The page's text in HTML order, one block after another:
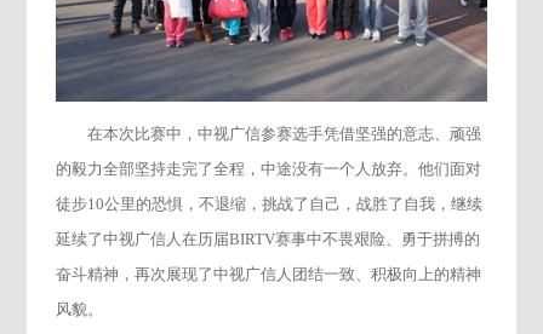
在本次比赛中，中视广信参赛选手凭借坚强的意志、顽强
的毅力全部坚持走完了全程，中途没有一个人放弃。他们面对
徒步10公里的恐惧，不退缩，挑战了自己，战胜了自我，继续
延续了中视广信人在历届BIRTV赛事中不畏艰险、勇于拼搏的
奋斗精神，再次展现了中视广信人团结一致、积极向上的精神
风貌。